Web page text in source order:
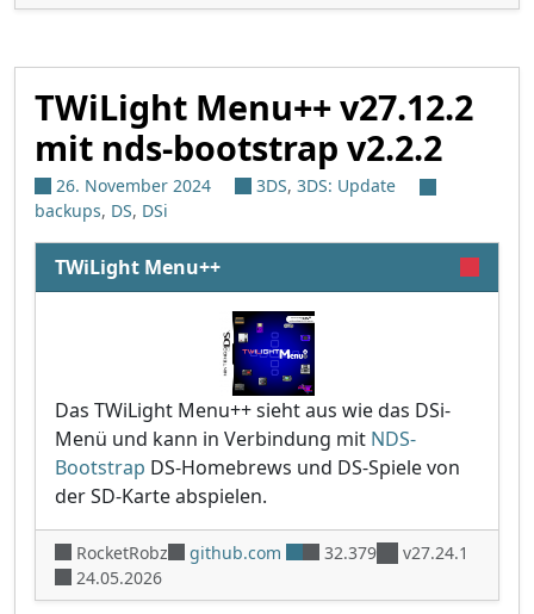
TWiLight Menu++ v27.12.2
mit nds-bootstrap v2.2.2
26. November 2024 3DS, 3DS: Update
backups, DS, DSi
TWiLight Menu++
Das TWiLight Menu++ sieht aus wie das DSi-
Menü und kann in Verbindung mit NDS-
Bootstrap DS-Homebrews und DS-Spiele von
der SD-Karte abspielen.
RocketRobz github.com 32.379
v27.24.1
24.05.2026